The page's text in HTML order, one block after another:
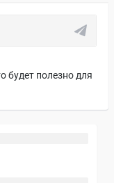
будет полезно для